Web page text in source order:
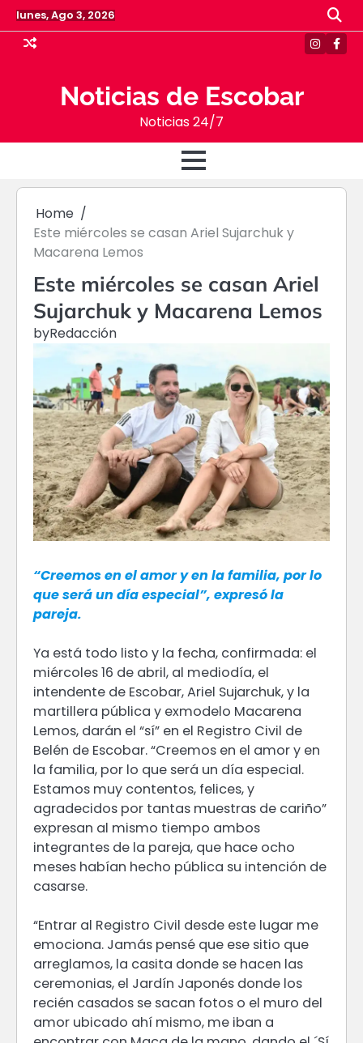
Skip
to
content
lunes, Ago 3, 2026
Noticias de Escobar
Noticias 24/7
Home
Este miércoles se casan Ariel Sujarchuk y
Macarena Lemos
Este miércoles se casan Ariel
Sujarchuk y Macarena Lemos
byRedacción
“Creemos en el amor y en la familia, por lo
que será un día especial”, expresó la
pareja.
Ya está todo listo y la fecha, confirmada: el
miércoles 16 de abril, al mediodía, el
intendente de Escobar, Ariel Sujarchuk, y la
martillera pública y exmodelo Macarena
Lemos, darán el “sí” en el Registro Civil de
Belén de Escobar. “Creemos en el amor y en
la familia, por lo que será un día especial.
Estamos muy contentos, felices, y
agradecidos por tantas muestras de cariño”
expresan al mismo tiempo ambos
integrantes de la pareja, que hace ocho
meses habían hecho pública su intención de
casarse.
“Entrar al Registro Civil desde este lugar me
emociona. Jamás pensé que ese sitio que
arreglamos, la casita donde se hacen las
ceremonias, el Jardín Japonés donde los
recién casados se sacan fotos o el muro del
amor ubicado ahí mismo, me iban a